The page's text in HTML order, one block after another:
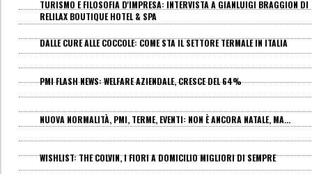
TURISMO E FILOSOFIA D'IMPRESA: INTERVISTA A GIANLUIGI BRAGGION DI
RELILAX BOUTIQUE HOTEL & SPA
DALLE CURE ALLE COCCOLE: COME STA IL SETTORE TERMALE IN ITALIA
PMI FLASH NEWS: WELFARE AZIENDALE, CRESCE DEL 64%
NUOVA NORMALITÀ, PMI, TERME, EVENTI: NON È ANCORA NATALE, MA...
WISHLIST: THE COLVIN, I FIORI A DOMICILIO MIGLIORI DI SEMPRE